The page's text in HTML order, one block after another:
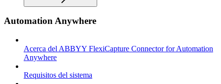
Automation Anywhere
Acerca del ABBYY FlexiCapture Connector for Automation
Anywhere
Requisitos del sistema